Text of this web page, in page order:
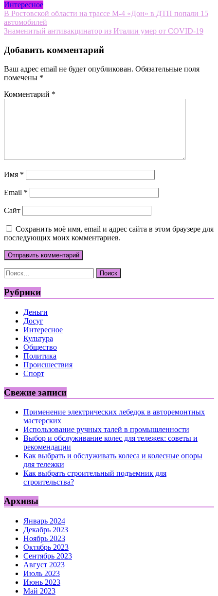
Интересное
Навигация
по
В Ростовской области на трассе М-4 «Дон» в ДТП попали 15
автомобилей
Знаменитый антивакцинатор из Италии умер от COVID-19
Добавить комментарий
Ваш адрес email не будет опубликован. Обязательные поля
помечены *
Комментарий *
Имя *
Email *
Сайт
Сохранить моё имя, email и адрес сайта в этом браузере для
последующих моих комментариев.
Найти:
Рубрики
Деньги
Досуг
Интересное
Культура
Общество
Политика
Происшествия
Спорт
Свежие записи
Применение электрических лебедок в авторемонтных
мастерских
Использование ручных талей в промышленности
Выбор и обслуживание колес для тележек: советы и
рекомендации
Как выбрать и обслуживать колеса и колесные опоры
для тележки
Как выбрать строительный подъемник для
строительства?
Архивы
Январь 2024
Декабрь 2023
Ноябрь 2023
Октябрь 2023
Сентябрь 2023
Август 2023
Июль 2023
Июнь 2023
Май 2023